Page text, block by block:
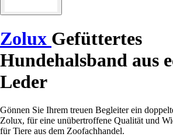
Zolux Gefüttertes
Hundehalsband aus
Leder
Gönnen Sie Ihrem treuen Begleiter ein
Zolux, für eine unübertroffene Qualität und
für Tiere aus dem Zoofachhandel.